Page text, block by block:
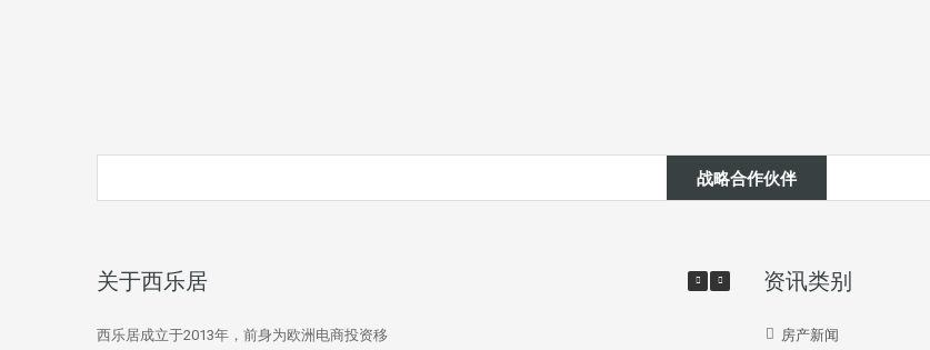
战略合作伙伴
关于西乐居
西乐居成立于2013年，前身为欧洲电商投资移
资讯类别
房产新闻